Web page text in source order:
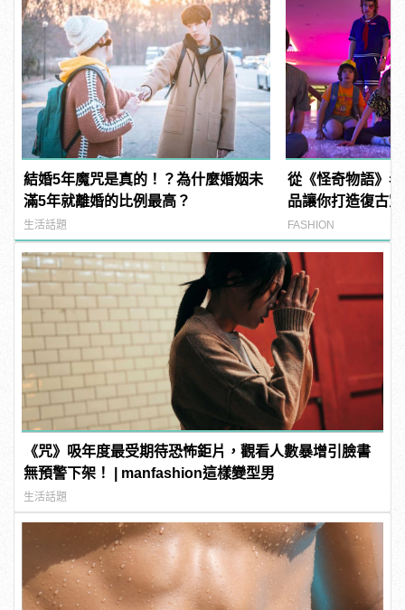
結婚5年魔咒是真的！？為什麼婚姻未
滿5年就離婚的比例最高？
生活話題
從《怪奇物語》
品讓你打造復古
FASHION
《咒》吸年度最受期待恐怖鉅片，觀看人數暴增引臉書
無預警下架！ | manfashion這樣變型男
生活話題